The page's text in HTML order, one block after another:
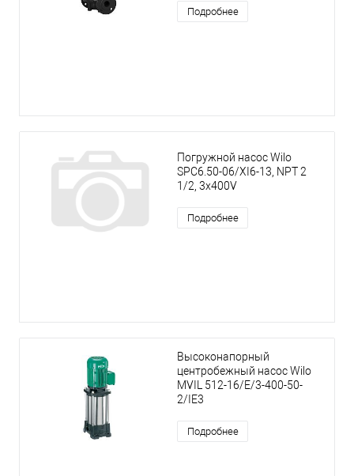
Подробнее
Погружной насос Wilo
SPC6.50-06/XI6-13, NPT 2
1/2, 3x400V
Подробнее
Высоконапорный
центробежный насос Wilo
MVIL 512-16/E/3-400-50-
2/IE3
Подробнее